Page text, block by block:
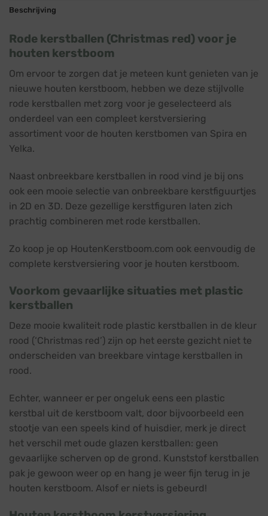
Beschrijving
Rode kerstballen (Christmas red) voor je
houten kerstboom
Om ervoor te zorgen dat je meteen kunt genieten van je
nieuwe houten kerstboom, hebben we deze stijlvolle
rode kerstballen met zorg voor je geselecteerd als
onderdeel van een compleet kerstversiering
assortiment voor de houten kerstbomen van Spira en
Yelka.
Naast onbreekbare kerstballen in rood vind je bij ons
ook een mooie selectie van onbreekbare kerstfiguurtjes
in 2D en 3D. Deze gezellige kerstfiguren laten zich
prachtig combineren met rode kerstballen.
Zo koop je op HoutenKerstboom.com ook eenvoudig de
complete kerstversiering voor je houten kerstboom.
Voorkom gevaarlijke situaties met plastic
kerstballen
Deze mooie kwaliteit rode plastic kerstballen in de kleur
rood (‘Christmas red’) zijn op het eerste gezicht niet te
onderscheiden van breekbare vintage kerstballen in
rood.
Echter, wanneer er per ongeluk eens een plastic
kerstbal uit de kerstboom valt, door bijvoorbeeld een
stootje van een speels kind of huisdier, merk je direct
het verschil met oude glazen kerstballen: geen
gevaarlijke scherven op de grond. Kunststof kerstballen
pak je gewoon weer op en hang je weer fijn terug in je
houten kerstboom. Alsof er niets is gebeurd!